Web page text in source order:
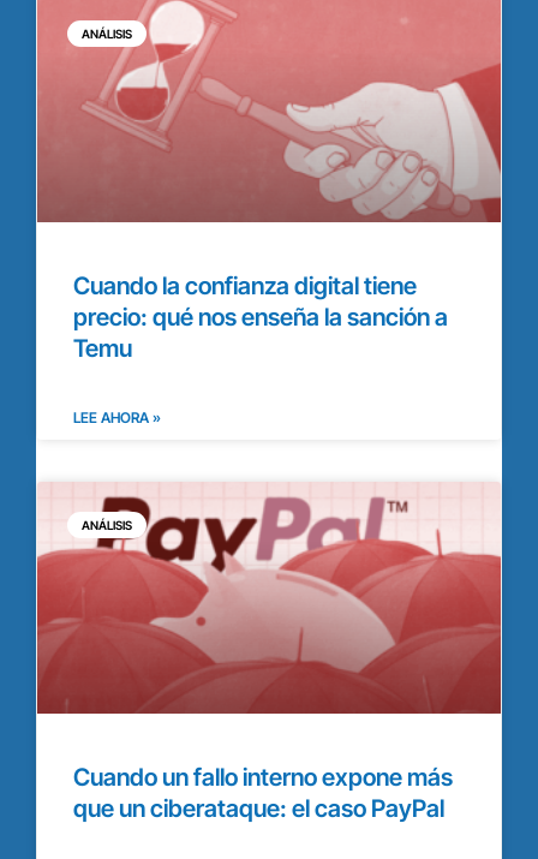
ANÁLISIS
Cuando la confianza digital tiene
precio: qué nos enseña la sanción a
Temu
LEE AHORA »
ANÁLISIS
Cuando un fallo interno expone más
que un ciberataque: el caso PayPal